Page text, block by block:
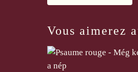
Vous aimerez